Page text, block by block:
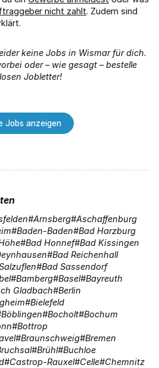
nicht zahlt. Zudem sind
keine Jobs in Wismar für dich.
oder – wie gesagt – bestelle
Jobletter!
Jobs anzeigen
Arnsberg Aschaffenburg
Baden-Baden Bad Harzburg
Bad Honnef Bad Kissingen
Bad Reichenhall
Bad Sassendorf
Bamberg Basel Bayreuth
Gladbach Berlin
Bielefeld
Böblingen Bocholt Bochum
Bottrop
Braunschweig Bremen
Brühl Buchloe
Castrop-Rauxel Celle Chemnitz